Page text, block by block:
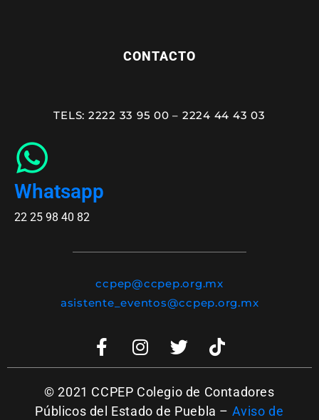
CONTACTO
TELS: 2222 33 95 00 – 2224 44 43 03
Whatsapp
22 25 98 40 82
ccpep@ccpep.org.mx
asistente_eventos@ccpep.org.mx
© 2021 CCPEP Colegio de Contadores
Públicos del Estado de Puebla – Aviso de